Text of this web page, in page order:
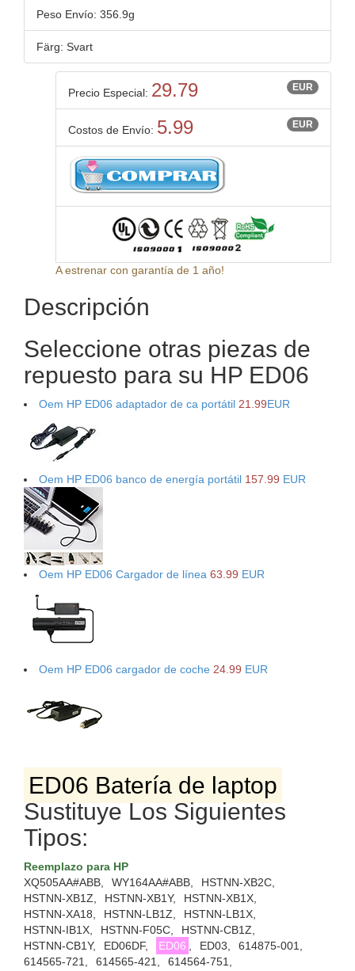
Peso Envío: 356.9g
Färg: Svart
Precio Especial: 29.79 EUR
Costos de Envío: 5.99 EUR
A estrenar con garantía de 1 año!
Descripción
Seleccione otras piezas de
repuesto para su HP ED06
Oem HP ED06 adaptador de ca portátil 21.99EUR
Oem HP ED06 banco de energía portátil 157.99 EUR
Oem HP ED06 Cargador de línea 63.99 EUR
Oem HP ED06 cargador de coche 24.99 EUR
ED06 Batería de laptop
Sustituye Los Siguientes
Tipos:
Reemplazo para HP
XQ505AA#ABB,
WY164AA#ABB,
HSTNN-XB2C,
HSTNN-XB1Z,
HSTNN-XB1Y,
HSTNN-XB1X,
HSTNN-XA18,
HSTNN-LB1Z,
HSTNN-LB1X,
HSTNN-IB1X,
HSTNN-F05C,
HSTNN-CB1Z,
HSTNN-CB1Y,
ED06DF, ED06 , ED03,
614875-001,
614565-721,
614565-421, 614564-751,